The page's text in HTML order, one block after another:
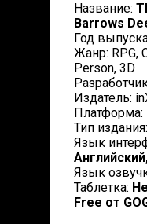
Название:
Barrows
Год
Жанр: RPG,
Person, 3D
Издатель:
Платформа:
Тип
Язык
Язык
Таблетка:
Free от